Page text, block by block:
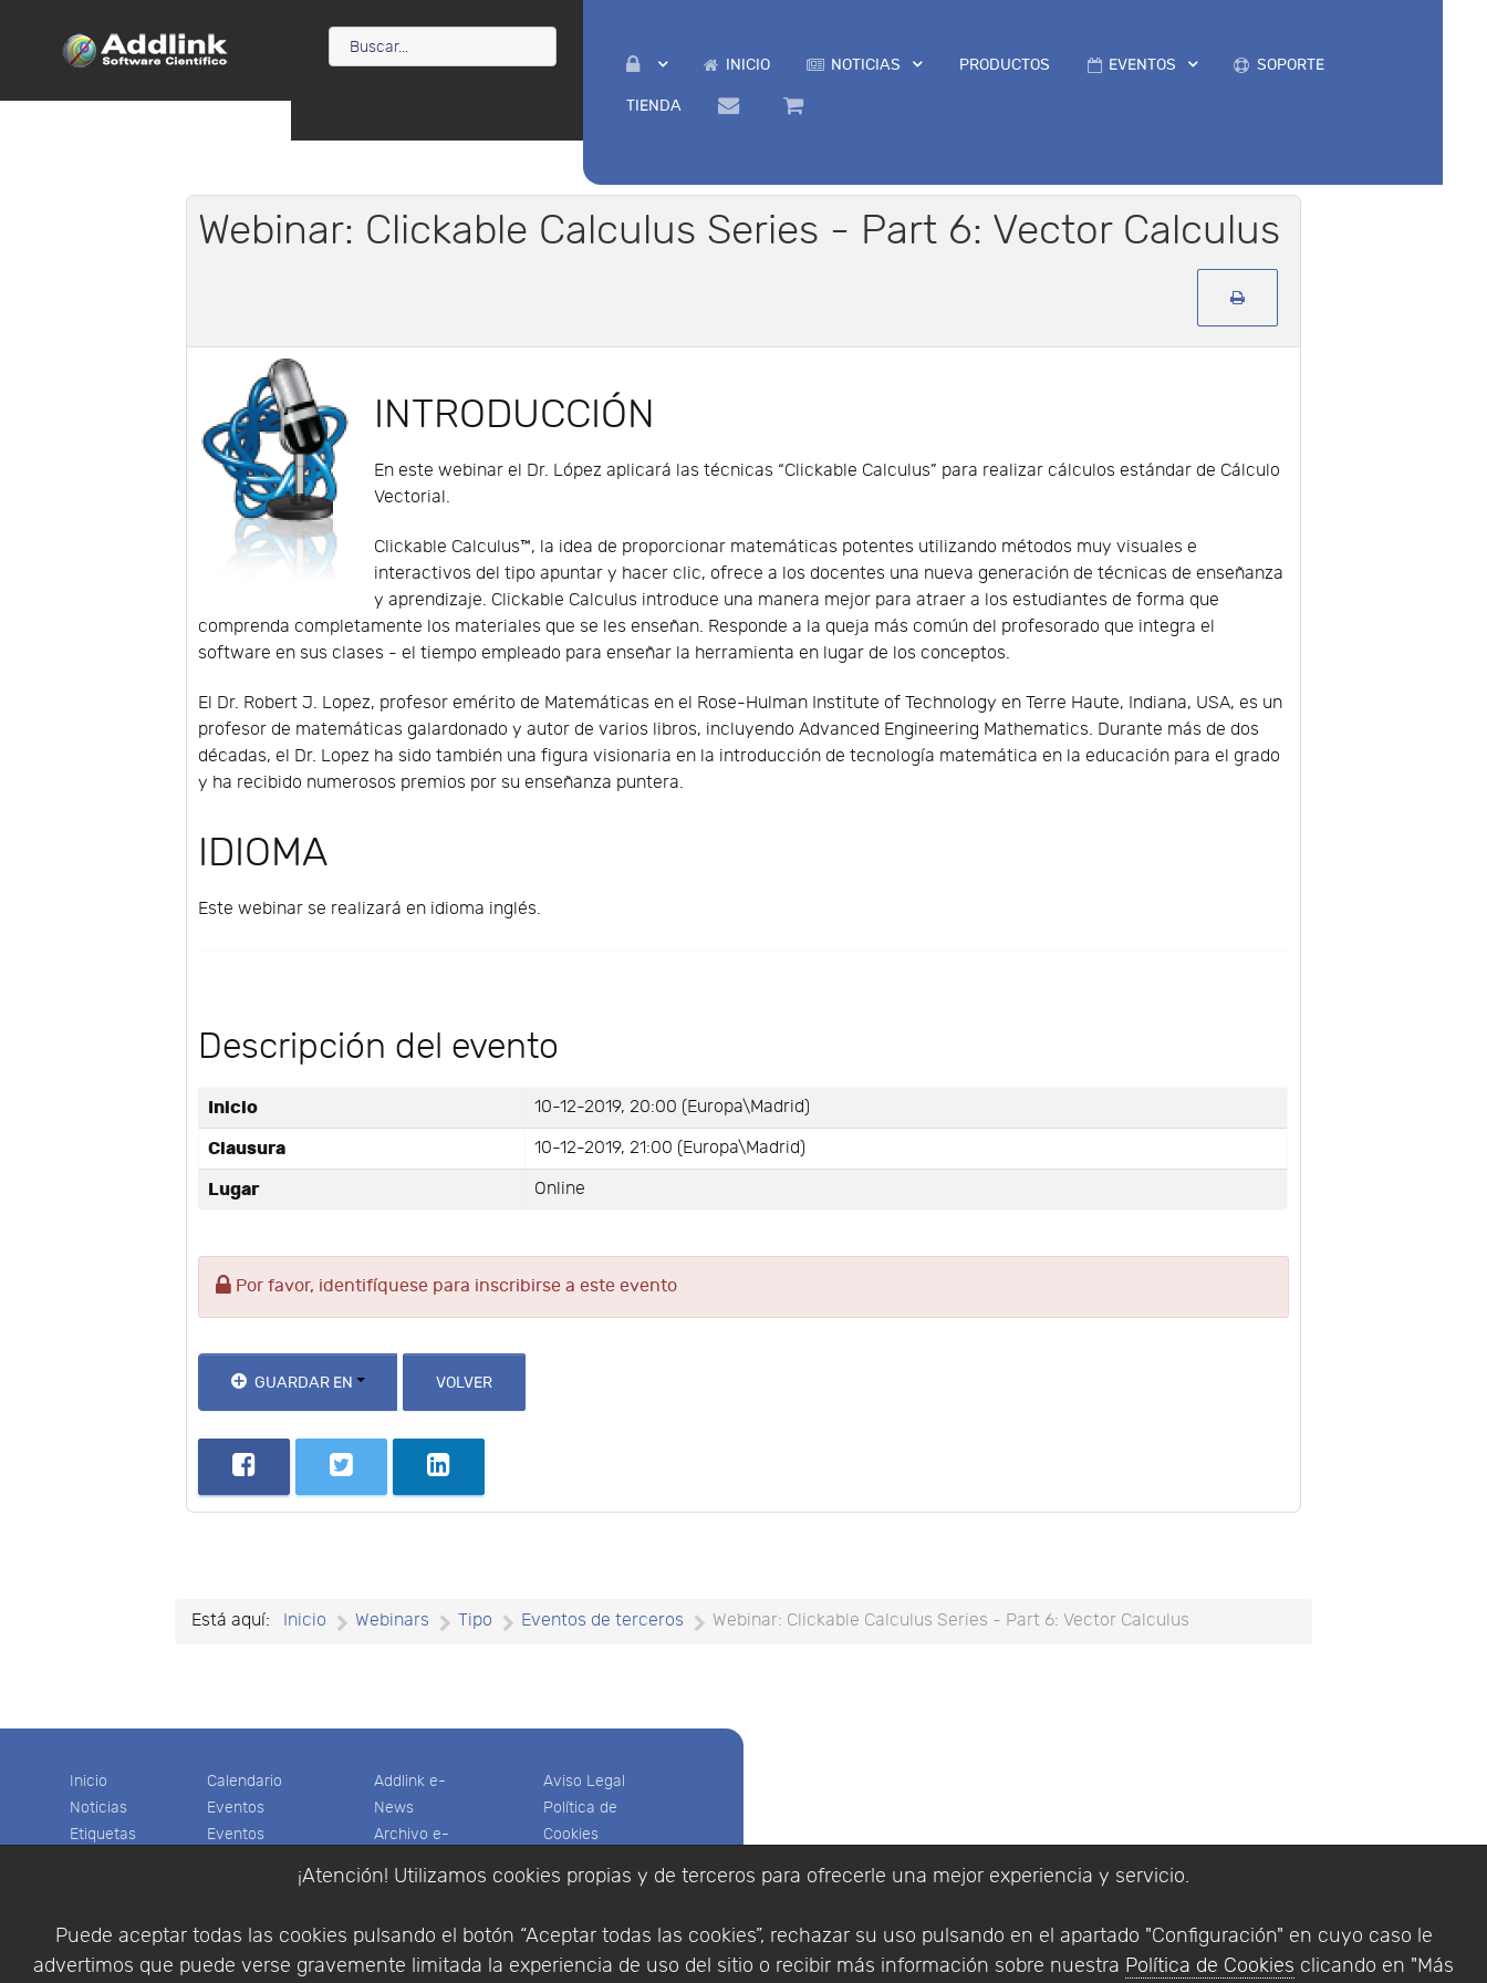
¡Atención! Utilizamos cookies propias y de terceros para ofrecerle una mejor experiencia y servicio.
Puede aceptar todas las cookies pulsando el botón “Aceptar todas las cookies”, rechazar su uso pulsando en el apartado "Configuración" en cuyo caso le
advertimos que puede verse gravemente limitada la experiencia de uso del sitio o recibir más información sobre nuestra Política de Cookies clicando en "Más
INICIO NOTICIAS PRODUCTOS EVENTOS SOPORTE
TIENDA
Webinar: Clickable Calculus Series - Part 6: Vector Calculus
INTRODUCCIÓN
En este webinar el Dr. López aplicará las técnicas “Clickable Calculus” para realizar cálculos estándar de Cálculo
Vectorial.
Clickable Calculus™, la idea de proporcionar matemáticas potentes utilizando métodos muy visuales e
interactivos del tipo apuntar y hacer clic, ofrece a los docentes una nueva generación de técnicas de enseñanza
y aprendizaje. Clickable Calculus introduce una manera mejor para atraer a los estudiantes de forma que
comprenda completamente los materiales que se les enseñan. Responde a la queja más común del profesorado que integra el
software en sus clases - el tiempo empleado para enseñar la herramienta en lugar de los conceptos.
El Dr. Robert J. Lopez, profesor emérito de Matemáticas en el Rose-Hulman Institute of Technology en Terre Haute, Indiana, USA, es un
profesor de matemáticas galardonado y autor de varios libros, incluyendo Advanced Engineering Mathematics. Durante más de dos
décadas, el Dr. Lopez ha sido también una figura visionaria en la introducción de tecnología matemática en la educación para el grado
y ha recibido numerosos premios por su enseñanza puntera.
IDIOMA
Este webinar se realizará en idioma inglés.
Descripción del evento
Inicio 10-12-2019, 20:00 (Europa\Madrid)
Clausura 10-12-2019, 21:00 (Europa\Madrid)
Lugar Online
Por favor, identifíquese para inscribirse a este evento
GUARDAR EN VOLVER
Está aquí: Inicio Webinars Tipo Eventos de terceros Webinar: Clickable Calculus Series - Part 6: Vector Calculus
Inicio
Noticias
Etiquetas
Cesta
Calendario
Eventos
Eventos
Colaboradores
Descargas
Videos
Addlink e-
News
Archivo e-
Software
Multifisica.com
Síganos
Aviso Legal
Política de
Cookies
Privacidad
de compra
Identificarse
|Política de Cookies
© Copyright 1994 - 2026. Addlink Software